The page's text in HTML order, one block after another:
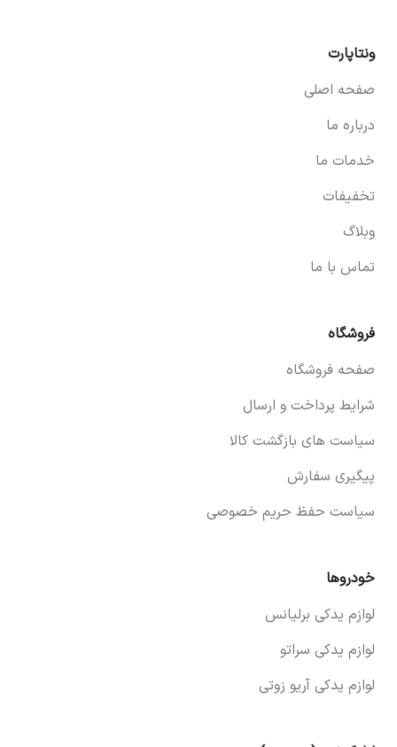
ونتاپارت
صفحه اصلی
درباره ما
خدمات ما
تخفیفات
وبلاگ
تماس با ما
فروشگاه
صفحه فروشگاه
شرایط پرداخت و ارسال
سیاست های بازگشت کالا
پیگیری سفارش
سیاست حفظ حریم خصوصی
خودروها
لوازم یدکی برلیانس
لوازم یدکی سراتو
لوازم یدکی آریو زوتی